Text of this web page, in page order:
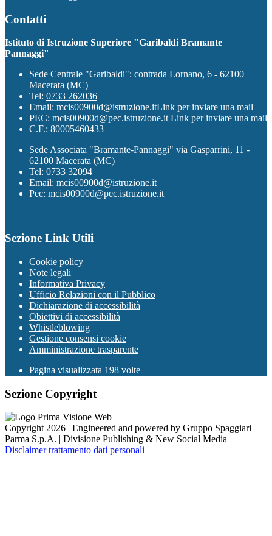
Contatti
Istituto di Istruzione Superiore "Garibaldi Bramante
Pannaggi"
Sede Centrale "Garibaldi": contrada Lornano, 6 - 62100
Macerata (MC)
Tel: 0733 262036
Email: mcis00900d@istruzione.itLink per inviare una mail
PEC: mcis00900d@pec.istruzione.itLink per inviare una mail
C.F.: 80005460433
Sede Associata "Bramante-Pannaggi" via Gasparrini, 11 -
62100 Macerata (MC)
Tel: 0733 32094
Email: mcis00900d@istruzione.it
Pec: mcis00900d@pec.istruzione.it
Sezione Link Utili
Cookie policy
Note legali
Informativa Privacy
Ufficio Relazioni con il Pubblico
Dichiarazione di accessibilità
Obiettivi di accessibilità
Whistleblowing
Gestione consensi cookie
Amministrazione trasparente
Pagina visualizzata 198 volte
Sezione Copyright
Copyright 2026 | Engineered and powered by Gruppo Spaggiari
Parma S.p.A. | Divisione Publishing & New Social Media
Disclaimer trattamento dati personali